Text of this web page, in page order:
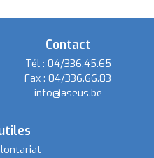
Contact
Tél : 04/336.45.65
Fax :04/336.66.83
info@aseus.be